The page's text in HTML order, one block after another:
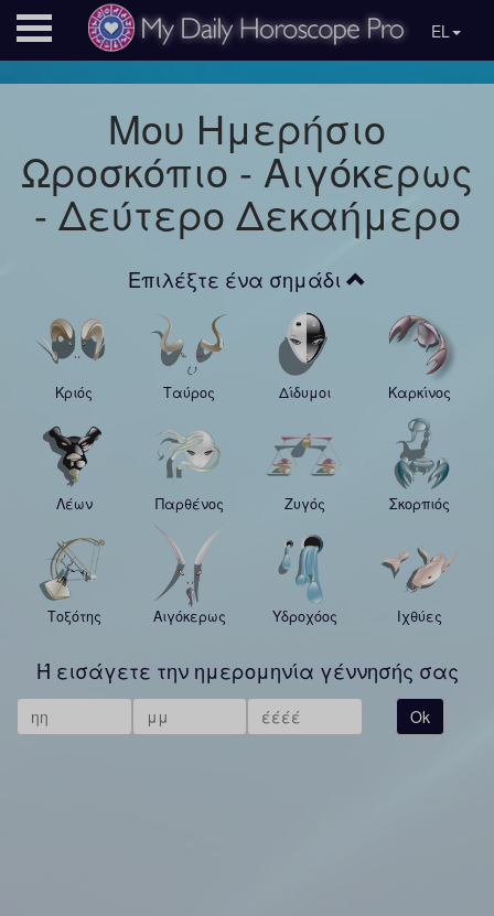
EL
Μου Ημερήσιο
Ωροσκόπιο - Αιγόκερως
- Δεύτερο Δεκαήμερο
Επιλέξτε ένα σημάδι
Κριός Ταύρος Δίδυμοι Καρκίνος
Λέων Παρθένος Ζυγός Σκορπιός
Τοξότης Αιγόκερως Υδροχόος Ιχθύες
Ή εισάγετε την ημερομηνία γέννησής σας
Ok